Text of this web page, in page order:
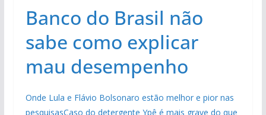
Banco do Brasil não
sabe como explicar
mau desempenho
Onde Lula e Flávio Bolsonaro estão melhor e pior nas
pesquisasCaso do detergente Ypê é mais grave do que